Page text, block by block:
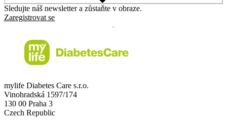
Sledujte náš newsletter a zůstaňte v obraze.
Zaregistrovat se
mylife Diabetes Care s.r.o.
Vinohradská 1597/174
130 00 Praha 3
Czech Republic